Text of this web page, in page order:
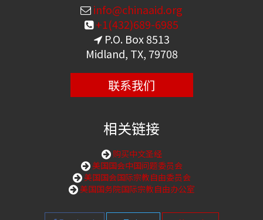
info@chinaaid.org
+1(432)689-6985
P.O. Box 8513
Midland, TX, 79708
联系我们
相关链接
购买中文圣经
美国国会中国问题委员会
美国国会国际宗教自由委员会
美国国务院国际宗教自由办公室